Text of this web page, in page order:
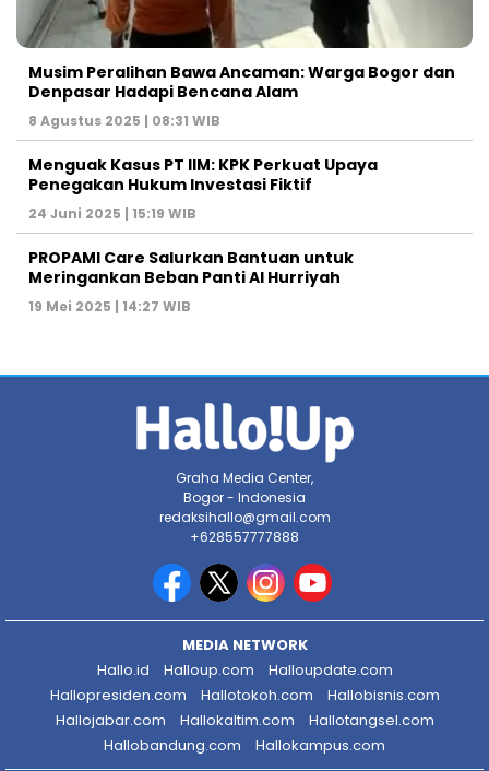
Musim Peralihan Bawa Ancaman: Warga Bogor dan
Denpasar Hadapi Bencana Alam
8 Agustus 2025 | 08:31 WIB
Menguak Kasus PT IIM: KPK Perkuat Upaya
Penegakan Hukum Investasi Fiktif
24 Juni 2025 | 15:19 WIB
PROPAMI Care Salurkan Bantuan untuk
Meringankan Beban Panti Al Hurriyah
19 Mei 2025 | 14:27 WIB
Graha Media Center,
Bogor - Indonesia
redaksihallo@gmail.com
+628557777888
MEDIA NETWORK
Hallo.id
Halloup.com
Halloupdate.com
Hallopresiden.com
Hallotokoh.com
Hallobisnis.com
Hallojabar.com
Hallokaltim.com
Hallotangsel.com
Hallobandung.com
Hallokampus.com